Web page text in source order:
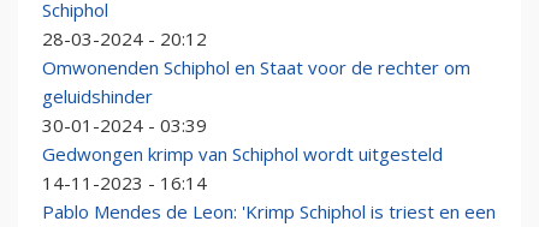
Schiphol
28-03-2024 - 20:12
Omwonenden Schiphol en Staat voor de rechter om
geluidshinder
30-01-2024 - 03:39
Gedwongen krimp van Schiphol wordt uitgesteld
14-11-2023 - 16:14
Pablo Mendes de Leon: 'Krimp Schiphol is triest en een